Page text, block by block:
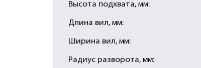
Высота подхвата, мм:
Длина вил, мм:
Ширина вил, мм:
Радиус разворота, мм: